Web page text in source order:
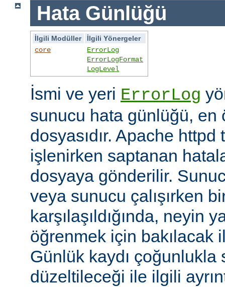
Hata Günlüğü
İlgili Modüller
İlgili Yönergeler
core
ErrorLog
ErrorLogFormat
LogLevel
İsmi ve yeri ErrorLog
sunucu hata günlüğü, en
dosyasıdır. Apache httpd
işlenirken saptanan
dosyaya gönderilir.
veya sunucu çalışırken
karşılaşıldığında, neyin
öğrenmek için bakılacak
Günlük kaydı çoğunlukla
düzeltileceği ile ilgili